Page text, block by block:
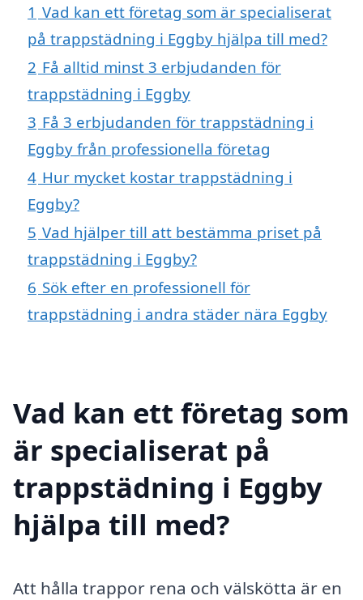
1 Vad kan ett företag som är specialiserat
på trappstädning i Eggby hjälpa till med?
2 Få alltid minst 3 erbjudanden för
trappstädning i Eggby
3 Få 3 erbjudanden för trappstädning i
Eggby från professionella företag
4 Hur mycket kostar trappstädning i
Eggby?
5 Vad hjälper till att bestämma priset på
trappstädning i Eggby?
6 Sök efter en professionell för
trappstädning i andra städer nära Eggby
Vad kan ett företag som
är specialiserat på
trappstädning i Eggby
hjälpa till med?
Att hålla trappor rena och välskötta är en